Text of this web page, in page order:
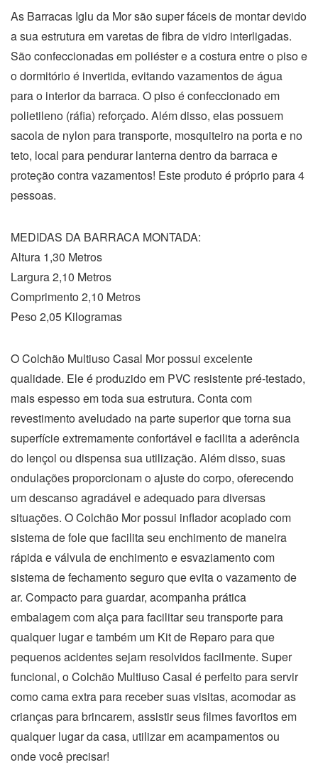
As Barracas Iglu da Mor são super fáceis de montar devido
a sua estrutura em varetas de fibra de vidro interligadas.
São confeccionadas em poliéster e a costura entre o piso e
o dormitório é invertida, evitando vazamentos de água
para o interior da barraca. O piso é confeccionado em
polietileno (ráfia) reforçado. Além disso, elas possuem
sacola de nylon para transporte, mosquiteiro na porta e no
teto, local para pendurar lanterna dentro da barraca e
proteção contra vazamentos! Este produto é próprio para 4
pessoas.
MEDIDAS DA BARRACA MONTADA:
Altura 1,30 Metros
Largura 2,10 Metros
Comprimento 2,10 Metros
Peso 2,05 Kilogramas
O Colchão Multiuso Casal Mor possui excelente
qualidade. Ele é produzido em PVC resistente pré-testado,
mais espesso em toda sua estrutura. Conta com
revestimento aveludado na parte superior que torna sua
superfície extremamente confortável e facilita a aderência
do lençol ou dispensa sua utilização. Além disso, suas
ondulações proporcionam o ajuste do corpo, oferecendo
um descanso agradável e adequado para diversas
situações. O Colchão Mor possui inflador acoplado com
sistema de fole que facilita seu enchimento de maneira
rápida e válvula de enchimento e esvaziamento com
sistema de fechamento seguro que evita o vazamento de
ar. Compacto para guardar, acompanha prática
embalagem com alça para facilitar seu transporte para
qualquer lugar e também um Kit de Reparo para que
pequenos acidentes sejam resolvidos facilmente. Super
funcional, o Colchão Multiuso Casal é perfeito para servir
como cama extra para receber suas visitas, acomodar as
crianças para brincarem, assistir seus filmes favoritos em
qualquer lugar da casa, utilizar em acampamentos ou
onde você precisar!